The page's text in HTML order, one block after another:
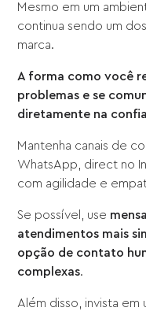
Mesmo em um
continua sendo um
marca.
A forma como você
problemas e se
diretamente na
Mantenha canais de
WhatsApp, direct no
com agilidade e
Se possível, use
atendimentos mais
opção de contato
complexas.
Além disso, invista em